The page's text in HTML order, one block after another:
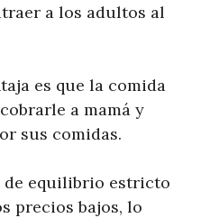
a los adultos al
es que la comida
a mamá y
sus comidas.
de equilibrio estricto
precios bajos, lo